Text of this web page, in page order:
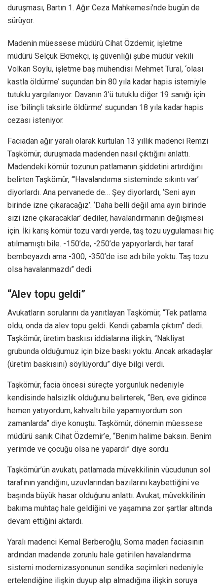
duruşması, Bartın 1. Ağır Ceza Mahkemesi’nde bugün de
sürüyor.
Madenin müessese müdürü Cihat Özdemir, işletme
müdürü Selçuk Ekmekçi, iş güvenliği şube müdür vekili
Volkan Soylu, işletme baş mühendisi Mehmet Tural, ‘olası
kastla öldürme’ suçundan bin 80 yıla kadar hapis istemiyle
tutuklu yargılanıyor. Davanın 3’ü tutuklu diğer 19 sanığı için
ise ‘bilinçli taksirle öldürme’ suçundan 18 yıla kadar hapis
cezası isteniyor.
Faciadan ağır yaralı olarak kurtulan 13 yıllık madenci Remzi
Taşkömür, duruşmada madenden nasıl çıktığını anlattı.
Madendeki kömür tozunun patlamanın şiddetini artırdığını
belirten Taşkömür, “‘Havalandırma sisteminde sıkıntı var’
diyorlardı. Ana pervanede de… Şey diyorlardı, ‘Seni ayın
birinde izne çıkaracağız’. ‘Daha belli değil ama ayın birinde
sizi izne çıkaracaklar’ dediler, havalandırmanın değişmesi
için. İki karış kömür tozu vardı yerde, taş tozu uygulaması hiç
atılmamıştı bile. -150’de, -250’de yapıyorlardı, her taraf
bembeyazdı ama -300, -350’de ise adı bile yoktu. Taş tozu
olsa havalanmazdı” dedi.
“Alev topu geldi”
Avukatların sorularını da yanıtlayan Taşkömür, “Tek patlama
oldu, onda da alev topu geldi. Kendi çabamla çıktım” dedi.
Taşkömür, üretim baskısı iddialarına ilişkin, “Nakliyat
grubunda olduğumuz için bize baskı yoktu. Ancak arkadaşlar
(üretim baskısını) söylüyordu” diye bilgi verdi.
Taşkömür, facia öncesi süreçte yorgunluk nedeniyle
kendisinde halsizlik olduğunu belirterek, “Ben, eve gidince
hemen yatıyordum, kahvaltı bile yapamıyordum son
zamanlarda” diye konuştu. Taşkömür, dönemin müessese
müdürü sanık Cihat Özdemir’e, “Benim halime baksın. Benim
yerimde ve çocuğu olsa ne yapardı” diye sordu.
Taşkömür’ün avukatı, patlamada müvekkilinin vücudunun sol
tarafının yandığını, uzuvlarından bazılarını kaybettiğini ve
başında büyük hasar olduğunu anlattı. Avukat, müvekkilinin
bakıma muhtaç hale geldiğini ve yaşamına zor şartlar altında
devam ettiğini aktardı.
Yaralı madenci Kemal Berberoğlu, Soma maden faciasının
ardından madende zorunlu hale getirilen havalandırma
sistemi modernizasyonunun sendika seçimleri nedeniyle
ertelendiğine ilişkin duyup alıp almadığına ilişkin soruya